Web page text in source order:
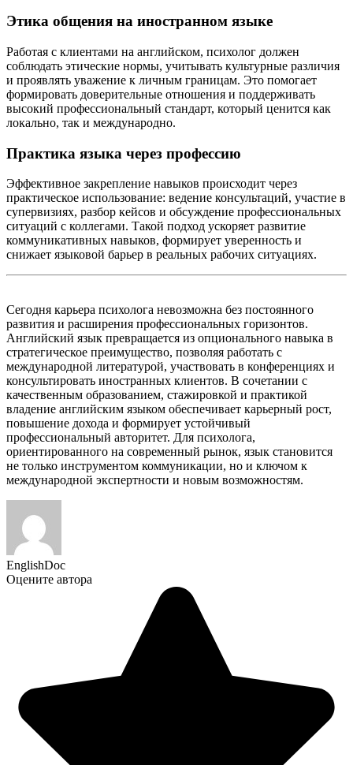
Этика общения на иностранном языке
Работая с клиентами на английском, психолог должен
соблюдать этические нормы, учитывать культурные различия
и проявлять уважение к личным границам. Это помогает
формировать доверительные отношения и поддерживать
высокий профессиональный стандарт, который ценится как
локально, так и международно.
Практика языка через профессию
Эффективное закрепление навыков происходит через
практическое использование: ведение консультаций, участие в
супервизиях, разбор кейсов и обсуждение профессиональных
ситуаций с коллегами. Такой подход ускоряет развитие
коммуникативных навыков, формирует уверенность и
снижает языковой барьер в реальных рабочих ситуациях.
Сегодня карьера психолога невозможна без постоянного
развития и расширения профессиональных горизонтов.
Английский язык превращается из опционального навыка в
стратегическое преимущество, позволяя работать с
международной литературой, участвовать в конференциях и
консультировать иностранных клиентов. В сочетании с
качественным образованием, стажировкой и практикой
владение английским языком обеспечивает карьерный рост,
повышение дохода и формирует устойчивый
профессиональный авторитет. Для психолога,
ориентированного на современный рынок, язык становится
не только инструментом коммуникации, но и ключом к
международной экспертности и новым возможностям.
EnglishDoc
Оцените автора